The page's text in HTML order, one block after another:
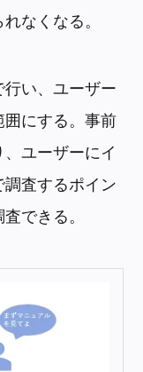
なくなる。
い、ユーザー
にする。事前
ユーザーにイ
査するポイン
できる。